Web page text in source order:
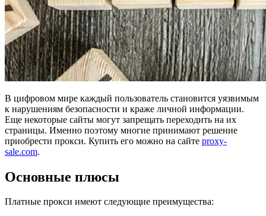
В цифровом мире каждый пользователь становится уязвимым
к нарушениям безопасности и краже личной информации.
Еще некоторые сайты могут запрещать переходить на их
страницы. Именно поэтому многие принимают решение
приобрести прокси. Купить его можно на сайте proxy-
sale.com.
Основные плюсы
Платные прокси имеют следующие преимущества: